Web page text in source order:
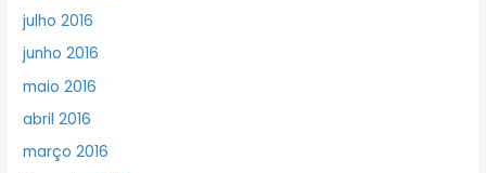
julho 2016
junho 2016
maio 2016
abril 2016
março 2016